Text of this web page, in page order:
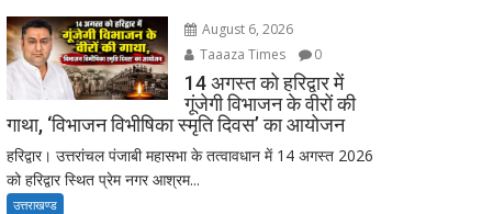
August 6, 2026
Taaaza Times
0
14 अगस्त को हरिद्वार में
गूंजेगी विभाजन के वीरों की
गाथा, ‘विभाजन विभीषिका स्मृति दिवस’ का आयोजन
हरिद्वार। उत्तरांचल पंजाबी महासभा के तत्वावधान में 14 अगस्त 2026
को हरिद्वार स्थित प्रेम नगर आश्रम...
उत्तराखण्ड